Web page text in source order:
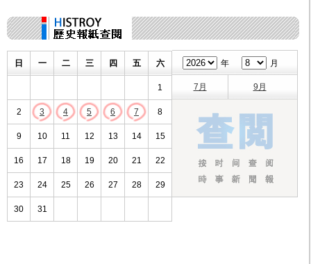
日 一 二 三 四 五 六
1
2 3 4 5 6 7 8
9 10 11 12 13 14 15
16 17 18 19 20 21 22
23 24 25 26 27 28 29
30 31
年 月
7月 9月